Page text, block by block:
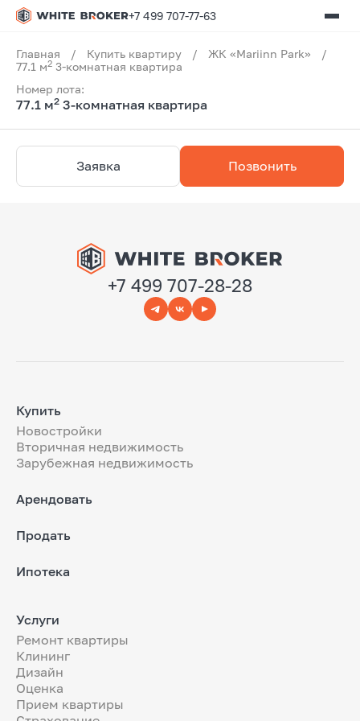
+7 499 707-77-63
Главная / Купить квартиру / ЖК «Mariinn Park»
/
77.1 м2 3-комнатная квартира
Номер лота:
77.1 м2 3-комнатная квартира
Заявка Позвонить
+7 499 707-28-28
Купить
Новостройки
Вторичная недвижимость
Зарубежная недвижимость
Арендовать
Продать
Ипотека
Услуги
Ремонт квартиры
Клининг
Дизайн
Оценка
Прием квартиры